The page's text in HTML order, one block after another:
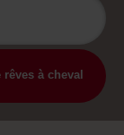
à cheval